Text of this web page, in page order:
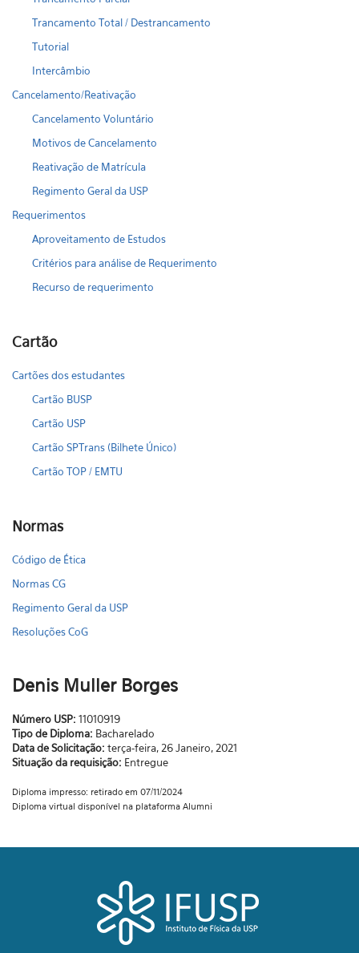
Trancamento Total / Destrancamento
Tutorial
Intercâmbio
Cancelamento/Reativação
Cancelamento Voluntário
Motivos de Cancelamento
Reativação de Matrícula
Regimento Geral da USP
Requerimentos
Aproveitamento de Estudos
Critérios para análise de Requerimento
Recurso de requerimento
Cartão
Cartões dos estudantes
Cartão BUSP
Cartão USP
Cartão SPTrans (Bilhete Único)
Cartão TOP / EMTU
Normas
Código de Ética
Normas CG
Regimento Geral da USP
Resoluções CoG
Denis Muller Borges
Número USP: 11010919
Tipo de Diploma: Bacharelado
Data de Solicitação: terça-feira, 26 Janeiro, 2021
Situação da requisição: Entregue
Diploma impresso: retirado em 07/11/2024
Diploma virtual disponível na plataforma Alumni